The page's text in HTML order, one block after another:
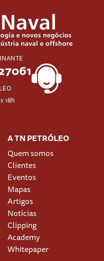
18h
A TN PETRÓLEO
Quem somos
Clientes
Eventos
Mapas
Artigos
Notícias
Clipping
Academy
Whitepaper